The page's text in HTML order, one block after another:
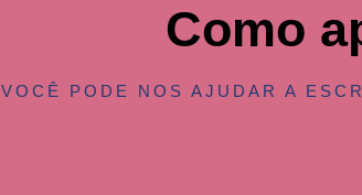
Como
VOCÊ PODE NOS AJUDAR A